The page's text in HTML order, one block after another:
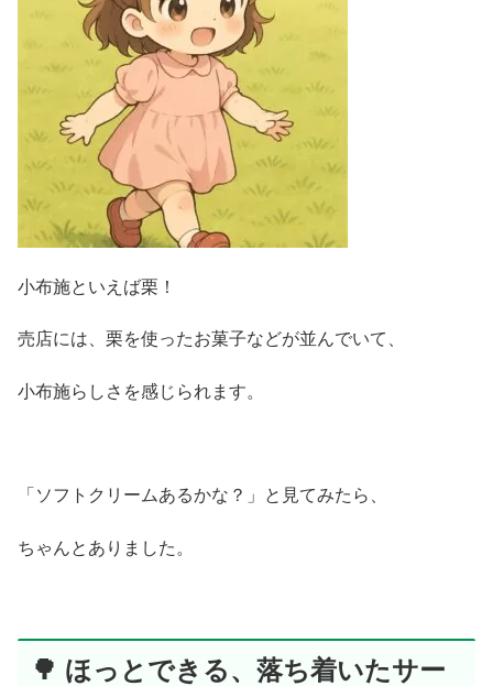
小布施といえば栗！
売店には、栗を使ったお菓子などが並んでいて、
小布施らしさを感じられます。
「ソフトクリームあるかな？」と見てみたら、
ちゃんとありました。
🌳 ほっとできる、落ち着いたサー